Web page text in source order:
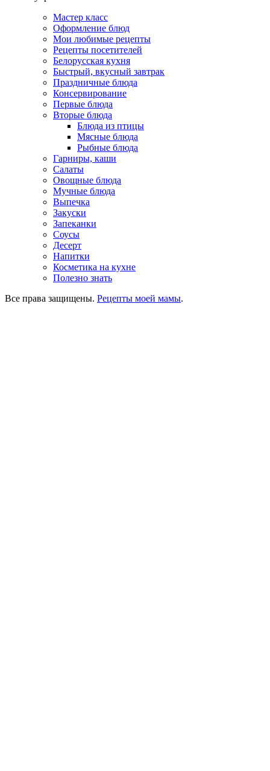
Мастер класс
Оформление блюд
Мои любимые рецепты
Рецепты посетителей
Белорусская кухня
Быстрый, вкусный завтрак
Праздничные блюда
Консервирование
Первые блюда
Вторые блюда
Блюда из птицы
Мясные блюда
Рыбные блюда
Гарниры, каши
Салаты
Овощные блюда
Мучные блюда
Выпечка
Закуски
Запеканки
Соусы
Десерт
Напитки
Косметика на кухне
Полезно знать
Все права защищены. Рецепты моей мамы.